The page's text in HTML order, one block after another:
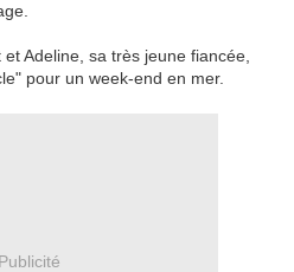
Adeline, sa très jeune fiancée,
pour un week-end en mer.
Publicité